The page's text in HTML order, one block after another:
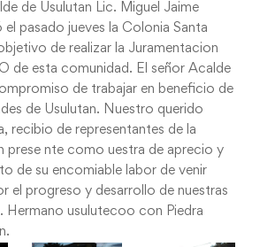
de Usulutan Lic. Miguel Jaime
el pasado jueves la Colonia Santa
de realizar la Juramentacion
de esta comunidad. El señor Acalde
de trabajar en beneficio de
de Usulutan. Nuestro querido
recibio de representantes de la
prese nte como uestra de aprecio y
de su encomiable labor de venir
el progreso y desarrollo de nuestras
Hermano usulutecoo con Piedra